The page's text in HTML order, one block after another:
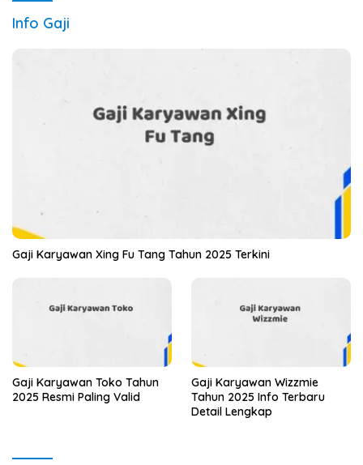
Info Gaji
Gaji Karyawan Xing Fu Tang Tahun 2025 Terkini
Gaji Karyawan Toko Tahun
2025 Resmi Paling Valid
Gaji Karyawan Wizzmie
Tahun 2025 Info Terbaru
Detail Lengkap